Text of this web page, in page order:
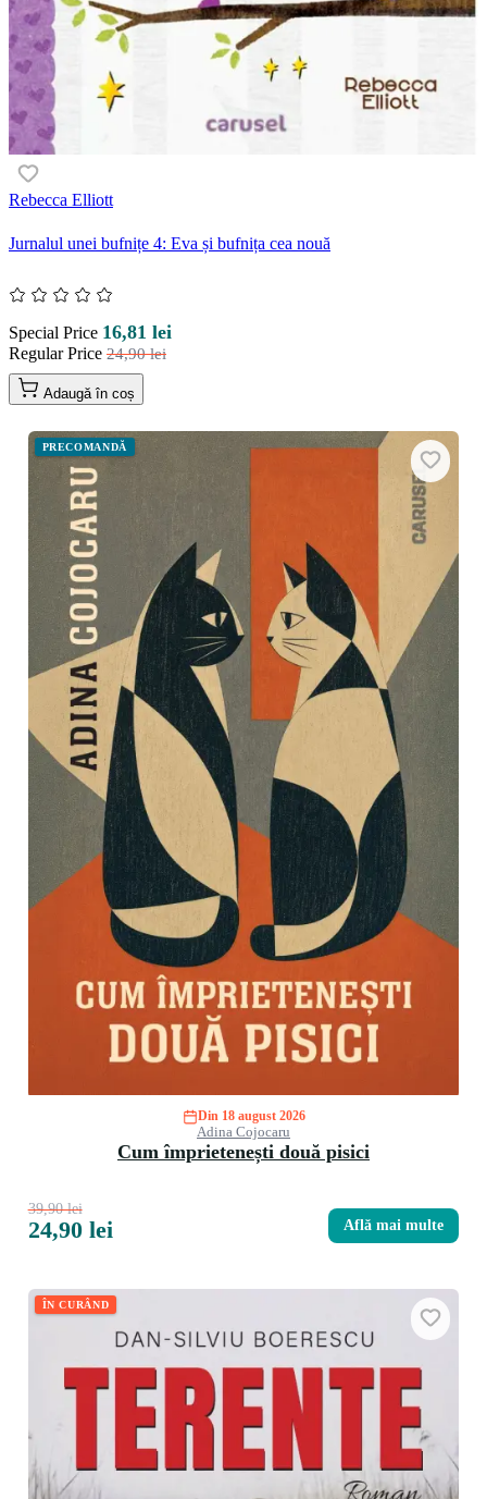
Rebecca Elliott
Jurnalul unei bufnițe 4: Eva și bufnița cea nouă
Special Price 16,81 lei
Regular Price 24,90 lei
Adaugă în coș
PRECOMANDĂ
Din 18 august 2026
Adina Cojocaru
Cum împrietenești două pisici
39,90 lei
24,90 lei Află mai multe
ÎN CURÂND